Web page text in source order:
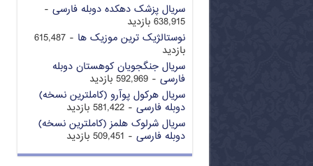
سریال پزشک دهکده دوبله فارسی -
638,915 بازدید
نوستالژیک ترین موزیک ها
- 615,487
بازدید
سریال جنگجویان کوهستان دوبله
فارسی - 592,969 بازدید
سریال هرکول پوآرو (کاملترین نسخه)
دوبله فارسی - 581,422 بازدید
سریال شرلوک هلمز (کاملترین نسخه)
دوبله فارسی - 509,451 بازدید